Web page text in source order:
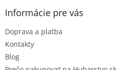
Informácie pre vás
Doprava a platba
Kontakty
Blog